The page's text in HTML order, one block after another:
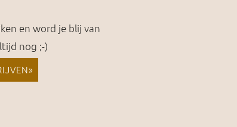
en word je blij van
nog ;-)